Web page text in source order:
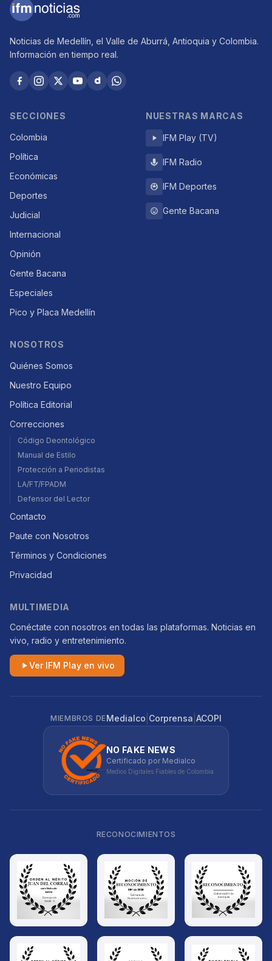
Noticias de Medellín, el Valle de Aburrá, Antioquia y Colombia.
Información en tiempo real.
SECCIONES
Colombia
Política
Económicas
Deportes
Judicial
Internacional
Opinión
Gente Bacana
Especiales
Pico y Placa Medellín
NUESTRAS MARCAS
IFM Play (TV)
IFM Radio
IFM Deportes
Gente Bacana
NOSOTROS
Quiénes Somos
Nuestro Equipo
Política Editorial
Correcciones
Código Deontológico
Manual de Estilo
Protección a Periodistas
LA/FT/FPADM
Defensor del Lector
Contacto
Paute con Nosotros
Términos y Condiciones
Privacidad
MULTIMEDIA
Conéctate con nosotros en todas las plataformas. Noticias en
vivo, radio y entretenimiento.
Ver IFM Play en vivo
MIEMBROS DEMedialco Corprensa ACOPI
NO FAKE NEWS
Certificado por Medialco
Medios Digitales Fiables de Colombia
RECONOCIMIENTOS